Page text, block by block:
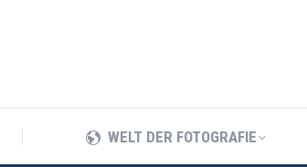
WELT DER FOTOGRAFIE